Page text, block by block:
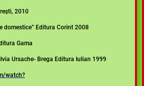
2010
domestice” Editura Corint 2008
Gama
Ursache- Brega Editura Iulian 1999
watch?